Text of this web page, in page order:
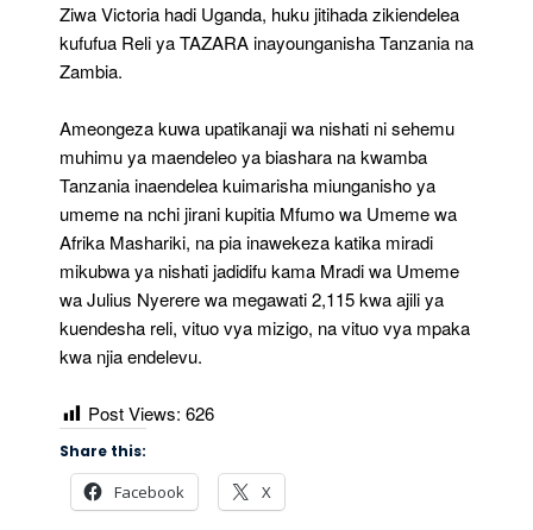
Ziwa Victoria hadi Uganda, huku jitihada zikiendelea
kufufua Reli ya TAZARA inayounganisha Tanzania na
Zambia.
Ameongeza kuwa upatikanaji wa nishati ni sehemu
muhimu ya maendeleo ya biashara na kwamba
Tanzania inaendelea kuimarisha miunganisho ya
umeme na nchi jirani kupitia Mfumo wa Umeme wa
Afrika Mashariki, na pia inawekeza katika miradi
mikubwa ya nishati jadidifu kama Mradi wa Umeme
wa Julius Nyerere wa megawati 2,115 kwa ajili ya
kuendesha reli, vituo vya mizigo, na vituo vya mpaka
kwa njia endelevu.
Post Views: 626
Share this:
Facebook X